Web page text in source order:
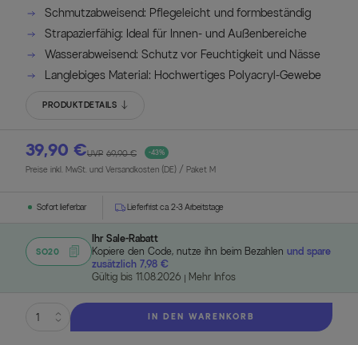
Schmutzabweisend: Pflegeleicht und formbeständig
Strapazierfähig: Ideal für Innen- und Außenbereiche
Wasserabweisend: Schutz vor Feuchtigkeit und Nässe
Langlebiges Material: Hochwertiges Polyacryl-Gewebe
PRODUKTDETAILS
39,90 € -43%
UVP 69,90 €
Preise inkl. MwSt. und Versandkosten (DE) / Paket M
Sofort lieferbar Lieferfrist ca. 2-3 Arbeitstage
SO20
Ihr Sale-Rabatt
Kopiere den Code, nutze ihn beim Bezahlen und spare
zusätzlich 7,98 €
Gültig bis 11.08.2026
Mehr Infos
IN DEN WARENKORB